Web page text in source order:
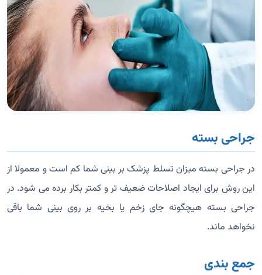
جراحی بسته
در جراحی بسته میزان تسلط پزشک بر بینی شما کم است و معمولا از
این روش برای ایجاد اصلاحات ضعیف تر و کمتر بکار برده می شود. در
جراحی بسته هیچگونه جای زخم یا بخیه بر روی بینی شما باقی
نخواهد ماند.
جمع بندی